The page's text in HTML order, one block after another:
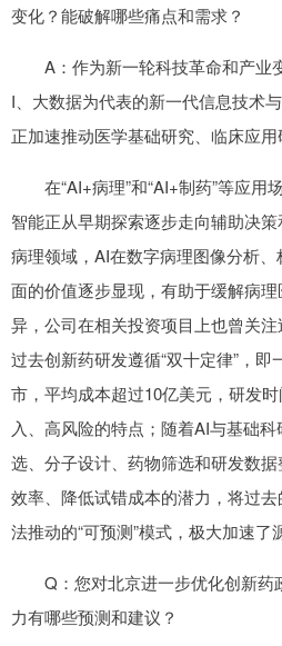
变化？能破解哪些痛点和需求？
A：作为新一轮科技革命和产业
I、大数据为代表的新一代信息技术
正加速推动医学基础研究、临床应用
在“AI+病理”和“AI+制药”等应用
智能正从早期探索逐步走向辅助决
病理领域，AI在数字病理图像分析
面的价值逐步显现，有助于缓解病
异，公司在相关投资项目上也曾关
过去创新药研发遵循“双十定律”，
市，平均成本超过10亿美元，研发
入、高风险的特点；随着AI与基础
选、分子设计、药物筛选和研发数
效率、降低试错成本的潜力，将过去
法推动的“可预测”模式，极大加速了
Q：您对北京进一步优化创新药
力有哪些预测和建议？